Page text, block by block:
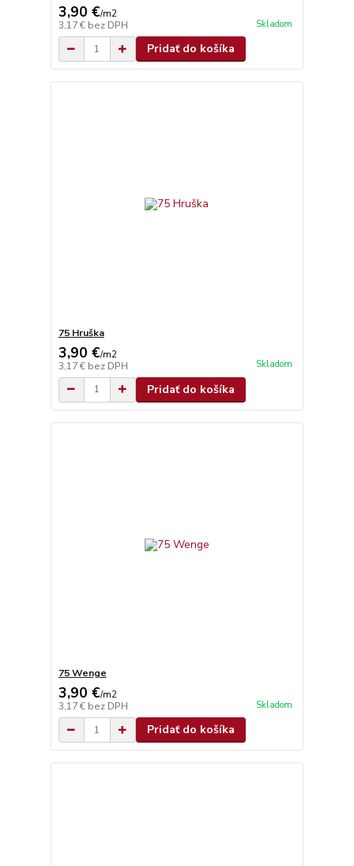
3,90 €/m2
3,17 € bez DPH Skladom
Pridať do košíka
75 Hruška
3,90 €/m2
3,17 € bez DPH Skladom
Pridať do košíka
75 Wenge
3,90 €/m2
3,17 € bez DPH Skladom
Pridať do košíka